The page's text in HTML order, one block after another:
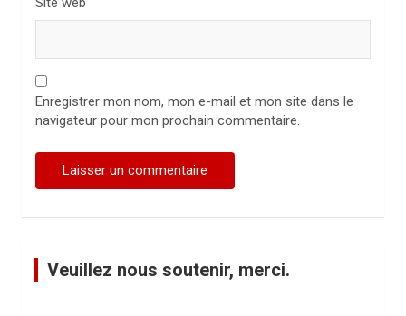
Enregistrer mon nom, mon e-mail et mon site dans le
navigateur pour mon prochain commentaire.
Veuillez nous soutenir, merci.